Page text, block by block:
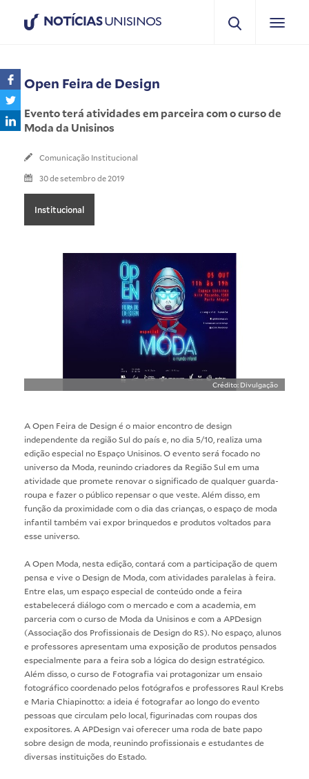
NOTÍCIASUNISINOS
Open Feira de Design
Evento terá atividades em parceira com o curso de
Moda da Unisinos
Comunicação Institucional
30 de setembro de 2019
Institucional
Crédito: Divulgação
A Open Feira de Design é o maior encontro de design
independente da região Sul do país e, no dia 5/10, realiza uma
edição especial no Espaço Unisinos. O evento será focado no
universo da Moda, reunindo criadores da Região Sul em uma
atividade que promete renovar o significado de qualquer guarda-
roupa e fazer o público repensar o que veste. Além disso, em
função da proximidade com o dia das crianças, o espaço de moda
infantil também vai expor brinquedos e produtos voltados para
esse universo.
A Open Moda, nesta edição, contará com a participação de quem
pensa e vive o Design de Moda, com atividades paralelas à feira.
Entre elas, um espaço especial de conteúdo onde a feira
estabelecerá diálogo com o mercado e com a academia, em
parceria com o curso de Moda da Unisinos e com a APDesign
(Associação dos Profissionais de Design do RS). No espaço, alunos
e professores apresentam uma exposição de produtos pensados
especialmente para a feira sob a lógica do design estratégico.
Além disso, o curso de Fotografia vai protagonizar um ensaio
fotográfico coordenado pelos fotógrafos e professores Raul Krebs
e Maria Chiapinotto: a ideia é fotografar ao longo do evento
pessoas que circulam pelo local, figurinadas com roupas dos
expositores. A APDesign vai oferecer uma roda de bate papo
sobre design de moda, reunindo profissionais e estudantes de
diversas instituições do Estado.